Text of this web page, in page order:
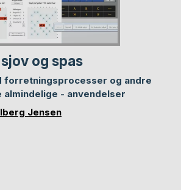
og spas
forretningsprocesser og andre
- anvendelser
Jensen